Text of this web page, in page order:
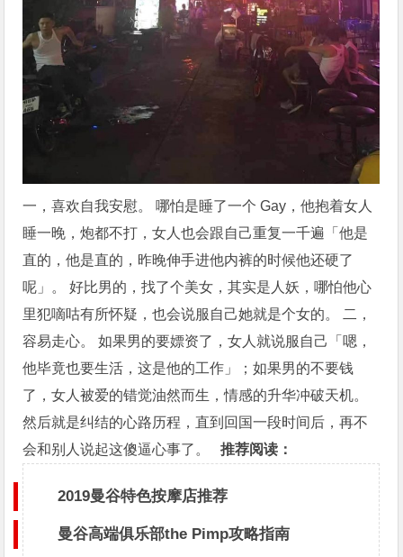
一，喜欢自我安慰。 哪怕是睡了一个 Gay，他抱着女人
睡一晚，炮都不打，女人也会跟自己重复一千遍「他是
直的，他是直的，昨晚伸手进他内裤的时候他还硬了
呢」。 好比男的，找了个美女，其实是人妖，哪怕他心
里犯嘀咕有所怀疑，也会说服自己她就是个女的。 二，
容易走心。 如果男的要嫖资了，女人就说服自己「嗯，
他毕竟也要生活，这是他的工作」；如果男的不要钱
了，女人被爱的错觉油然而生，情感的升华冲破天机。
然后就是纠结的心路历程，直到回国一段时间后，再不
会和别人说起这傻逼心事了。推荐阅读：
2019曼谷特色按摩店推荐
曼谷高端俱乐部the Pimp攻略指南